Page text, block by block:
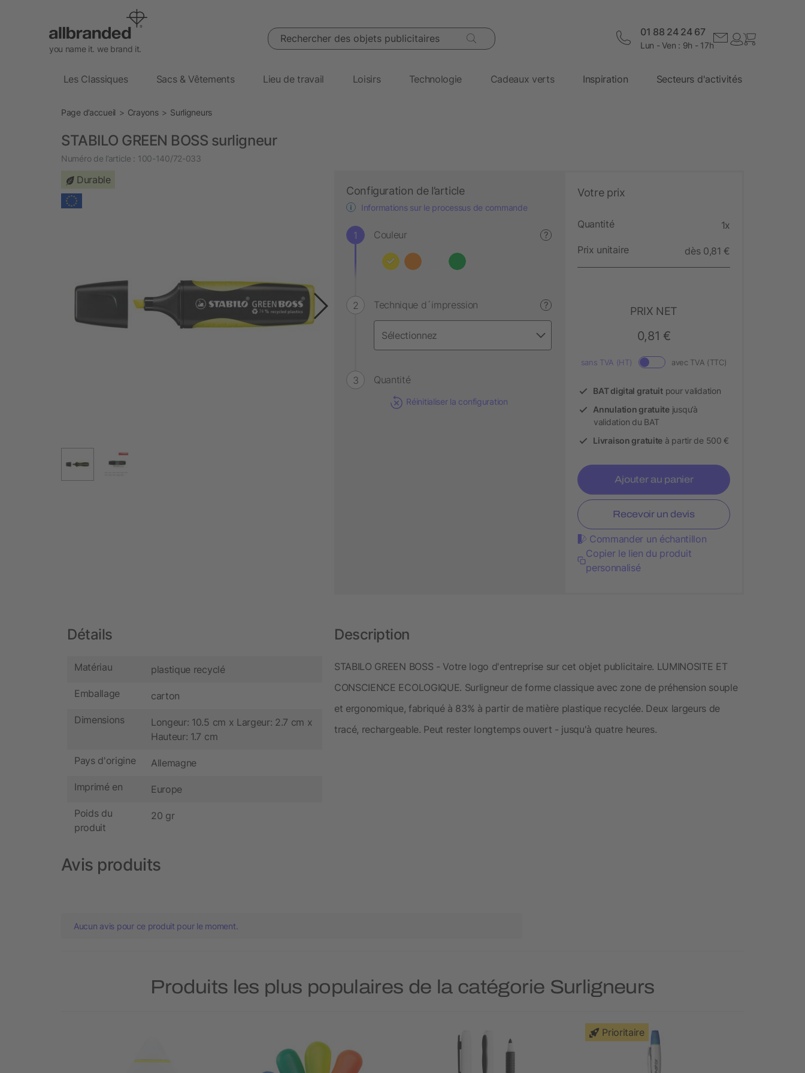
you name it. we brand it.
Rechercher des objets publicitaires 01 88 24 24 67
Lun - Ven : 9h - 17h
Les Classiques Sacs & Vêtements Lieu de travail Loisirs Technologie Cadeaux verts Inspiration Secteurs d'activités
Page d’accueil Crayons Surligneurs
STABILO GREEN BOSS surligneur
Numéro de l’article : 100-140/72-033
Durable
Configuration de l’article
Informations sur le processus de commande
Couleur ?
Technique d´impression ?
Quantité
Réinitialiser la configuration
Votre prix
Quantité 1x
Prix unitaire dès 0,81 €
PRIX NET
0,81 €
sans TVA (HT) avec TVA (TTC)
BAT digital gratuitpour validation
Annulation gratuitejusqu’à
validation du BAT
Livraison gratuite à partir de 500 €
Ajouter au panier
Recevoir un devis
Commander un échantillon
Copier le lien du produit
personnalisé
Détails
Matériau plastique recyclé
Emballage carton
Dimensions
Longeur: 10.5 cm x Largeur: 2.7 cm x
Hauteur: 1.7 cm
Pays d'origine Allemagne
Imprimé en Europe
Poids du
produit
20 gr
Description
STABILO GREEN BOSS - Votre logo d'entreprise sur cet objet publicitaire. LUMINOSITE ET
CONSCIENCE ECOLOGIQUE. Surligneur de forme classique avec zone de préhension souple
et ergonomique, fabriqué à 83% à partir de matière plastique recyclée. Deux largeurs de
tracé, rechargeable. Peut rester longtemps ouvert - jusqu'à quatre heures.
Avis produits
Aucun avis pour ce produit pour le moment.
Produits les plus populaires de la catégorie Surligneurs
Prioritaire